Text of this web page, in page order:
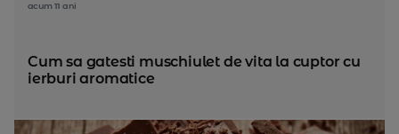
acum 11 ani
Cum sa gatesti muschiulet de vita la cuptor cu
ierburi aromatice